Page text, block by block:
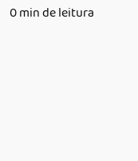
0 min de leitura